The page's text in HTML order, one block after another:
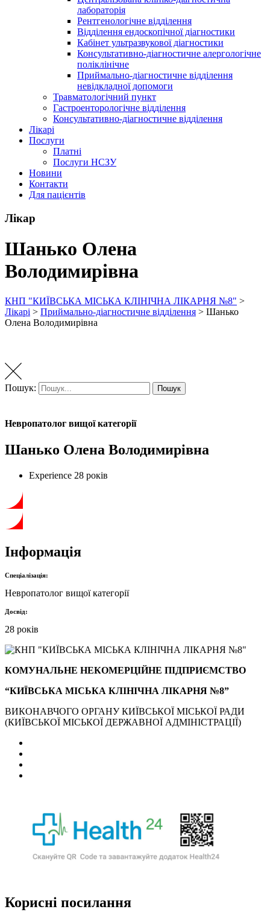
лабораторія
Рентгенологічне відділення
Відділення ендоскопічної діагностики
Кабінет ультразвукової діагностики
Консультативно-діагностичне алергологічне
поліклінічне
Приймально-діагностичне відділення
невідкладної допомоги
Травматологічний пункт
Гастроенторологічне відділення
Консультативно-діагностичне відділення
Лікарі
Послуги
Платні
Послуги НСЗУ
Новини
Контакти
Для пацієнтів
Лікар
Шанько Олена
Володимирівна
КНП "КИЇВСЬКА МІСЬКА КЛІНІЧНА ЛІКАРНЯ №8" >
Лікарі > Приймально-діагностичне відділення > Шанько
Олена Володимирівна
Пошук: Пошук
Невропатолог вищої категорії
Шанько Олена Володимирівна
Experience 28 років
Інформація
Спеціалізація:
Невропатолог вищої категорії
Досвід:
28 років
КОМУНАЛЬНЕ НЕКОМЕРЦІЙНЕ ПІДПРИЄМСТВО
“КИЇВСЬКА МІСЬКА КЛІНІЧНА ЛІКАРНЯ №8”
ВИКОНАВЧОГО ОРГАНУ КИЇВСЬКОЇ МІСЬКОЇ РАДИ
(КИЇВСЬКОЇ МІСЬКОЇ ДЕРЖАВНОЇ АДМІНІСТРАЦІЇ)
Корисні посилання